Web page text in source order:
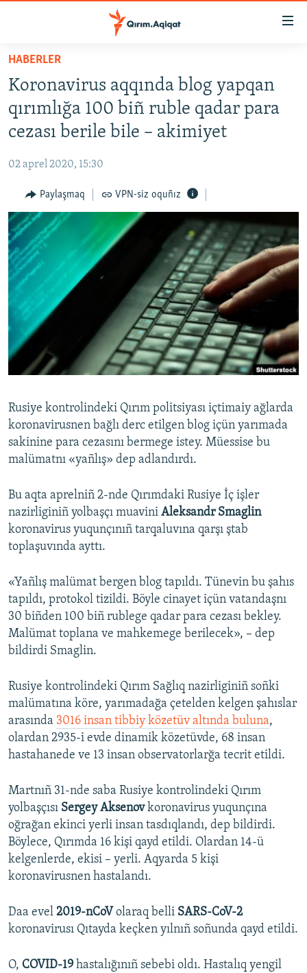
Esas
qaytmaq
Baş
navigatsiyağa
qaytmaq
Qıdıruvğa
qaytmaq
SİYASET
İQTİSADİYAT
MEDENİYET
İNSAN AQLARI
VİDEO
SÜRET
BLOGLAR
Русский
Українською
RFE/RS bütün saytları
HABERLER
Koronavirus aqqında blog yapqan
qırımlığa 100 biñ ruble qadar para
cezası berile bile – akimiyet
02 aprel 2020, 15:30
Paylaşmaq VPN-siz oquñız
Rusiye kontrolindeki Qırım politsiyası içtimaiy ağlarda
koronavirusnen bağlı derc etilgen blog içün yarımada
sakinine para cezasını bermege istey. Müessise bu
malümatnı «yañlış» dep adlandırdı.
Bu aqta aprelniñ 2-nde Qırımdaki Rusiye İç işler
nazirliginiñ yolbaşçı muavini Aleksandr Smaglin
koronavirus yuqunçınıñ tarqaluvına qarşı ştab
toplaşuvında ayttı.
«Yañlış malümat bergen blog tapıldı. Tünevin bu şahıs
tapıldı, protokol tizildi. Böyle cinayet içün vatandaşnı
30 biñden 100 biñ rublege qadar para cezası bekley.
Malümat toplana ve mahkemege berilecek», – dep
bildirdi Smaglin.
Rusiye kontrolindeki Qırım Sağlıq nazirliginiñ soñki
malümatına köre, yarımadağa çetelden kelgen şahıslar
arasında 3016 insan tibbiy közetüv altında buluna,
olardan 2935-i evde dinamik közetüvde, 68 insan
hastahanede ve 13 insan observatorlarğa tecrit etildi.
Martnıñ 31-nde saba Rusiye kontrolindeki Qırım
yolbaşçısı Sergey Aksenovkoronavirus yuqunçına
oğrağan ekinci yerli insan tasdıqlandı, dep bildirdi.
Böylece, Qırımda 16 kişi qayd etildi. Olardan 14-ü
kelgenlerde, ekisi – yerli. Aqyarda 5 kişi
koronavirusnen hastalandı.
Daa evel 2019-nCoV olaraq belli SARS-CoV-2
koronavirusı Qıtayda keçken yılnıñ soñunda qayd etildi.
O, COVID-19 hastalığınıñ sebebi oldı. Hastalıq yengil